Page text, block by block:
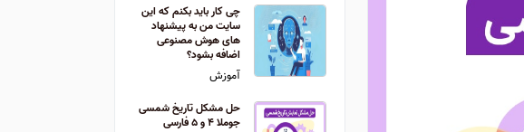
چی کار باید بکنم که این
سایت من به پیشنهاد
های هوش مصنوعی
اضافه بشود؟
آموزش
حل مشکل تاریخ شمسی
جوملا ۴ و ۵ فارسی